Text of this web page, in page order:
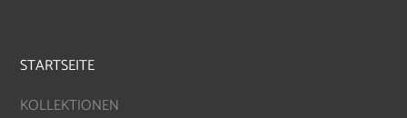
STARTSEITE
KOLLEKTIONEN